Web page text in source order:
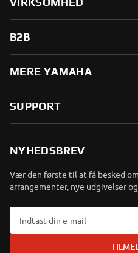
B2B
MERE YAMAHA
SUPPORT
NYHEDSBREV
Vær den første til at få besked
arrangementer, nye udgivelser